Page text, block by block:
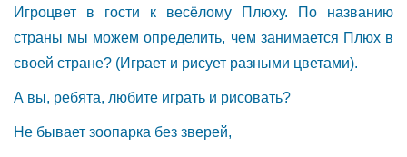
Игроцвет в гости к весёлому Плюху. По названию
страны мы можем определить, чем занимается Плюх в
своей стране? (Играет и рисует разными цветами).
А вы, ребята, любите играть и рисовать?
Не бывает зоопарка без зверей,